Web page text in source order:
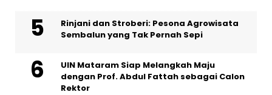
Rinjani dan Stroberi: Pesona Agrowisata
Sembalun yang Tak Pernah Sepi
UIN Mataram Siap Melangkah Maju
dengan Prof. Abdul Fattah sebagai Calon
Rektor